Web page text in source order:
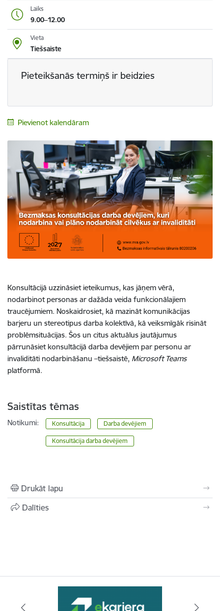
Laiks
9.00–12.00
Vieta
Tiešsaiste
Pieteikšanās termiņš ir beidzies
Pievienot kalendāram
Konsultācijā uzzināsiet ieteikumus, kas jāņem vērā,
nodarbinot personas ar dažāda veida funkcionālajiem
traucējumiem. Noskaidrosiet, kā mazināt komunikācijas
barjeru un stereotipus darba kolektīvā, kā veiksmīgāk risināt
problēmsituācijas. Šos un citus aktuālus jautājumus
pārrunāsiet konsultācijā darba devējiem par personu ar
invaliditāti nodarbināšanu –tiešsaistē, Microsoft Teams
platformā.
Saistītas tēmas
Notikumi: Konsultācija Darba devējiem
Konsultācija darba devējiem
Drukāt lapu
Dalīties